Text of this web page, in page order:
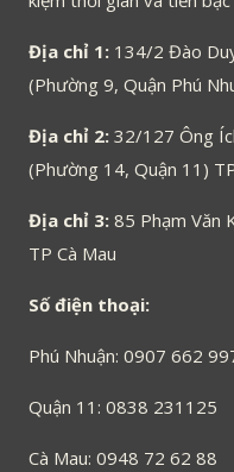
Địa chỉ 1: 134/2 Đào
(Phường 9, Quận Phú
Địa chỉ 2: 32/127 Ông
(Phường 14, Quận 11)
Địa chỉ 3: 85 Phạm Văn
TP Cà Mau
Số điện thoại:
Phú Nhuận: 0907 662
Quận 11: 0838 231125
Cà Mau: 0948 72 62 88